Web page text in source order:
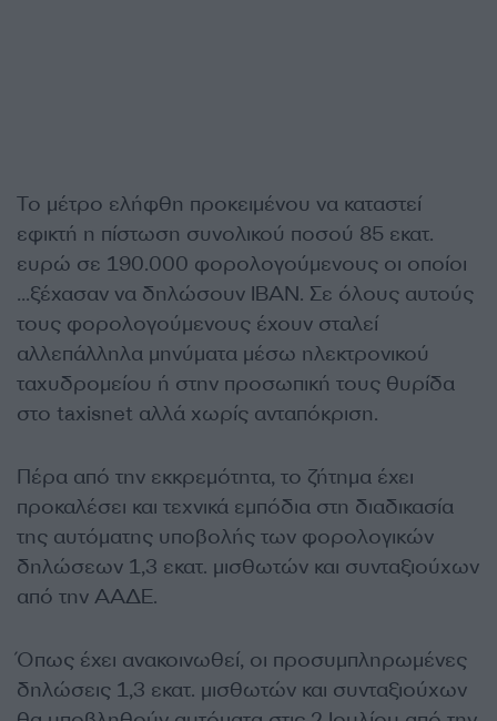
Το μέτρο ελήφθη προκειμένου να καταστεί
εφικτή η πίστωση συνολικού ποσού 85 εκατ.
ευρώ σε 190.000 φορολογούμενους οι οποίοι
…ξέχασαν να δηλώσουν IBAN. Σε όλους αυτούς
τους φορολογούμενους έχουν σταλεί
αλλεπάλληλα μηνύματα μέσω ηλεκτρονικού
ταχυδρομείου ή στην προσωπική τους θυρίδα
στο taxisnet αλλά χωρίς ανταπόκριση.
Πέρα από την εκκρεμότητα, το ζήτημα έχει
προκαλέσει και τεχνικά εμπόδια στη διαδικασία
της αυτόματης υποβολής των φορολογικών
δηλώσεων 1,3 εκατ. μισθωτών και συνταξιούχων
από την ΑΑΔΕ.
Όπως έχει ανακοινωθεί, οι προσυμπληρωμένες
δηλώσεις 1,3 εκατ. μισθωτών και συνταξιούχων